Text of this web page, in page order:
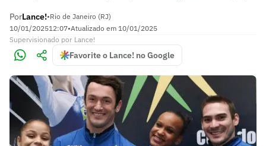
PorLance!•Rio de Janeiro (RJ)
10/01/202512:07•Atualizado em 10/01/2025
Supervisionado por Lance!
Favorite o Lance! no Google